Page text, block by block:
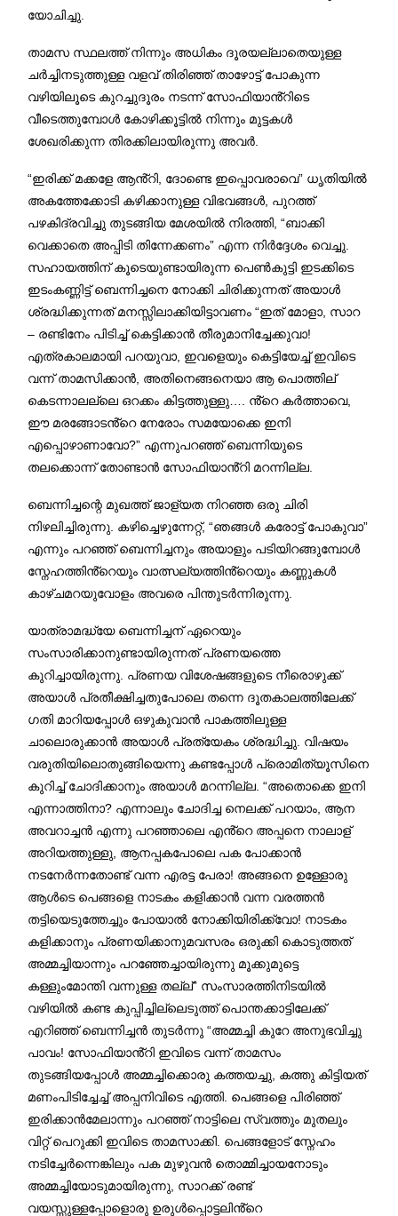
യോചിച്ചു.
താമസ സ്ഥലത്ത് നിന്നും അധികം ദൂരയല്ലാതെയുള്ള
ചർച്ചിനടുത്തുള്ള വളവ് തിരിഞ്ഞ് താഴോട്ട് പോകുന്ന
വഴിയിലൂടെ കുറച്ചുദൂരം നടന്ന് സോഫിയാൻ്റിടെ
വീടെത്തുമ്പോൾ കോഴിക്കൂട്ടിൽ നിന്നും മുട്ടകൾ
ശേഖരിക്കുന്ന തിരക്കിലായിരുന്നു അവർ.
“ഇരിക്ക് മക്കളേ ആൻ്റി, ദോണ്ടെ ഇപ്പൊവരാവെ” ധൃതിയിൽ
അകത്തേക്കോടി കഴിക്കാനുള്ള വിഭവങ്ങൾ, പുറത്ത്
പഴകിദ്രവിച്ചു തുടങ്ങിയ മേശയിൽ നിരത്തി, “ബാക്കി
വെക്കാതെ അപ്പിടി തിന്നേക്കണം” എന്ന നിർദ്ദേശം വെച്ചു.
സഹായത്തിന് കൂടെയുണ്ടായിരുന്ന പെൺകുട്ടി ഇടക്കിടെ
ഇടംകണ്ണിട്ട് ബെന്നിച്ചനെ നോക്കി ചിരിക്കുന്നത് അയാൾ
ശ്രദ്ധിക്കുന്നത് മനസ്സിലാക്കിയിട്ടാവണം “ഇത് മോളാ, സാറ
– രണ്ടിനേം പിടിച്ച് കെട്ടിക്കാൻ തീരുമാനിച്ചേക്കുവാ!
എത്രകാലമായി പറയുവാ, ഇവളെയും കെട്ടിയേച്ച് ഇവിടെ
വന്ന് താമസിക്കാൻ, അതിനെങ്ങനെയാ ആ പൊത്തില്
കെടന്നാലല്ലെ ഒറക്കം കിട്ടത്തുള്ളു…. ൻ്റെ കർത്താവെ,
ഈ മരങ്ങോടൻ്റെ നേരോം സമയോക്കെ ഇനി
എപ്പൊഴാണാവോ?” എന്നുപറഞ്ഞ് ബെന്നിയുടെ
തലക്കൊന്ന് തോണ്ടാൻ സോഫിയാൻ്റി മറന്നില്ല.
ബെന്നിച്ചന്റെ മുഖത്ത് ജാള്യത നിറഞ്ഞ ഒരു ചിരി
നിഴലിച്ചിരുന്നു. കഴിച്ചെഴുന്നേറ്റ്, “ഞങ്ങൾ കരോട്ട് പോകുവാ”
എന്നും പറഞ്ഞ് ബെന്നിച്ചനും അയാളും പടിയിറങ്ങുമ്പോൾ
സ്നേഹത്തിൻ്റെയും വാത്സല്യത്തിൻ്റെയും കണ്ണുകൾ
കാഴ്ചമറയുവോളം അവരെ പിന്തുടർന്നിരുന്നു.
യാത്രാമദ്ധ്യേ ബെന്നിച്ചന് ഏറെയും
സംസാരിക്കാനുണ്ടായിരുന്നത് പ്രണയത്തെ
കുറിച്ചായിരുന്നു. പ്രണയ വിശേഷങ്ങളുടെ നീരൊഴുക്ക്
അയാൾ പ്രതീക്ഷിച്ചതുപോലെ തന്നെ ദൂതകാലത്തിലേക്ക്
ഗതി മാറിയപ്പോൾ ഒഴുകുവാൻ പാകത്തിലുള്ള
ചാലൊരുക്കാൻ അയാൾ പ്രത്യേകം ശ്രദ്ധിച്ചു. വിഷയം
വരുതിയിലൊതുങ്ങിയെന്നു കണ്ടപ്പോൾ പ്രൊമിത്യൂസിനെ
കുറിച്ച് ചോദിക്കാനും അയാൾ മറന്നില്ല. “അതൊക്കെ ഇനി
എന്നാത്തിനാ? എന്നാലും ചോദിച്ച നെലക്ക് പറയാം, ആന
അവറാച്ചൻ എന്നു പറഞ്ഞാലെ എൻ്റെ അപ്പനെ നാലാള്
അറിയത്തുള്ളു, ആനപ്പകപോലെ പക പോക്കാൻ
നടനേർന്നതോണ്ട് വന്ന എരട്ട പേരാ! അങ്ങനെ ഉള്ളോരു
ആൾടെ പെങ്ങളെ നാടകം കളിക്കാൻ വന്ന വരത്തൻ
തട്ടിയെടുത്തേച്ചും പോയാൽ നോക്കിയിരിക്ക്വോ! നാടകം
കളിക്കാനും പ്രണയിക്കാനുമവസരം ഒരുക്കി കൊടുത്തത്
അമ്മച്ചിയാന്നും പറഞ്ഞേച്ചായിരുന്നു മൂക്കുമുട്ടെ
കള്ളുംമോന്തി വന്നുള്ള തല്ല്” സംസാരത്തിനിടയിൽ
വഴിയിൽ കണ്ട കുപ്പിച്ചില്ലെടുത്ത് പൊന്തക്കാട്ടിലേക്ക്
എറിഞ്ഞ് ബെന്നിച്ചൻ തുടർന്നു “അമ്മച്ചി കുറേ അനുഭവിച്ചു
പാവം! സോഫിയാൻ്റി ഇവിടെ വന്ന് താമസം
തുടങ്ങിയപ്പോൾ അമ്മച്ചിക്കൊരു കത്തയച്ചു, കത്തു കിട്ടിയത്
മണംപിടിച്ചേച്ച് അപ്പനിവിടെ എത്തി. പെങ്ങളെ പിരിഞ്ഞ്
ഇരിക്കാൻമേലാന്നും പറഞ്ഞ് നാട്ടിലെ സ്വത്തും മുതലും
വിറ്റ് പെറുക്കി ഇവിടെ താമസാക്കി. പെങ്ങളോട് സ്നേഹം
നടിച്ചേർന്നെങ്കിലും പക മുഴുവൻ തൊമ്മിച്ചായനോടും
അമ്മച്ചിയോടുമായിരുന്നു, സാറക്ക് രണ്ട്
വയസ്സുള്ളപ്പോളൊരു ഉരുൾപ്പൊട്ടലിൻ്റെ